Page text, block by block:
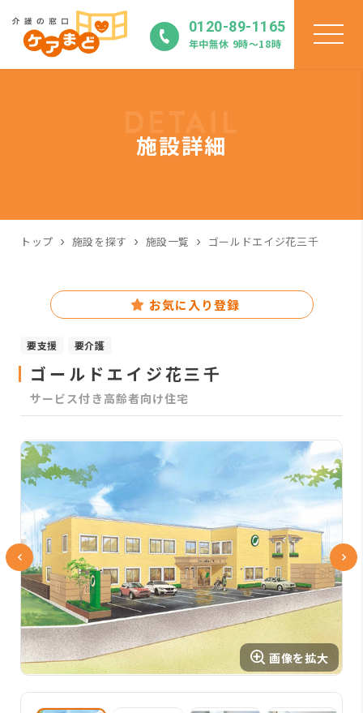
0120-89-1165
年中無休 9時〜18時
施設詳細
トップ 施設を探す 施設一覧 ゴールドエイジ花三千
お気に入り登録
要支援 要介護
ゴールドエイジ花三千
サービス付き高齢者向け住宅